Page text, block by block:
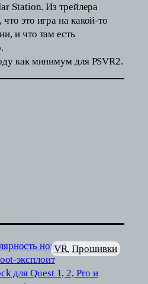
Station. Из трейлера
это игра на какой-то
и что там есть
как минимум для PSVR2.
VR, Прошивки